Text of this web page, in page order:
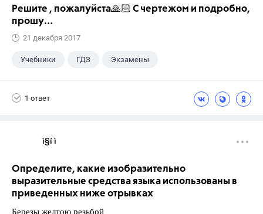
Решите , пожалуйста🙏🏻 С чертежом и подробно,
прошу...
21 декабря 2017
Учебники ГДЗ Экзамены
1 ответ
ì§í ì 
Определите, какие изобразительно
выразительные средства языка использованы в
приведенных ниже отрывках
Березы желтою резьбой